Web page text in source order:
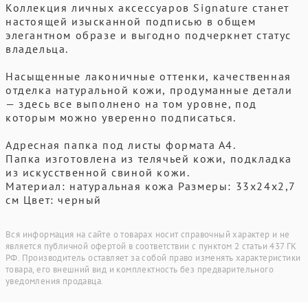
Коллекция личных аксессуаров Signature станет
настоящей изысканной подписью в общем
элегантном образе и выгодно подчеркнет статус
владельца.
Насыщенные лаконичные оттенки, качественная
отделка натуральной кожи, продуманные детали
— здесь все выполнено на том уровне, под
которым можно уверенно подписаться.
Адресная папка под листы формата А4.
Папка изготовлена из телячьей кожи, подкладка
из искусственной свиной кожи.
Материал: натуральная кожа Размеры: 33х24х2,7
см Цвет: черный
Вся информация на сайте о товарах носит справочный характер и не
является публичной офертой в соответствии с пунктом 2 статьи 437 ГК
РФ. Производитель оставляет за собой право изменять характеристики
товара, его внешний вид и комплектность без предварительного
уведомления продавца.